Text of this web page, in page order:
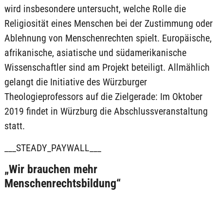
wird insbesondere untersucht, welche Rolle die
Religiosität eines Menschen bei der Zustimmung oder
Ablehnung von Menschenrechten spielt. Europäische,
afrikanische, asiatische und südamerikanische
Wissenschaftler sind am Projekt beteiligt. Allmählich
gelangt die Initiative des Würzburger
Theologieprofessors auf die Zielgerade: Im Oktober
2019 findet in Würzburg die Abschlussveranstaltung
statt.
___STEADY_PAYWALL___
„Wir brauchen mehr
Menschenrechtsbildung“